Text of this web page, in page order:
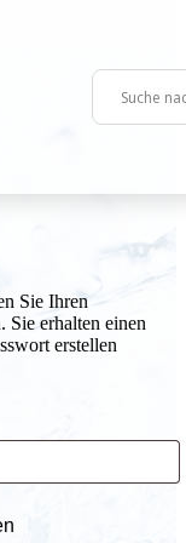
Sie Ihren
Sie erhalten einen
erstellen